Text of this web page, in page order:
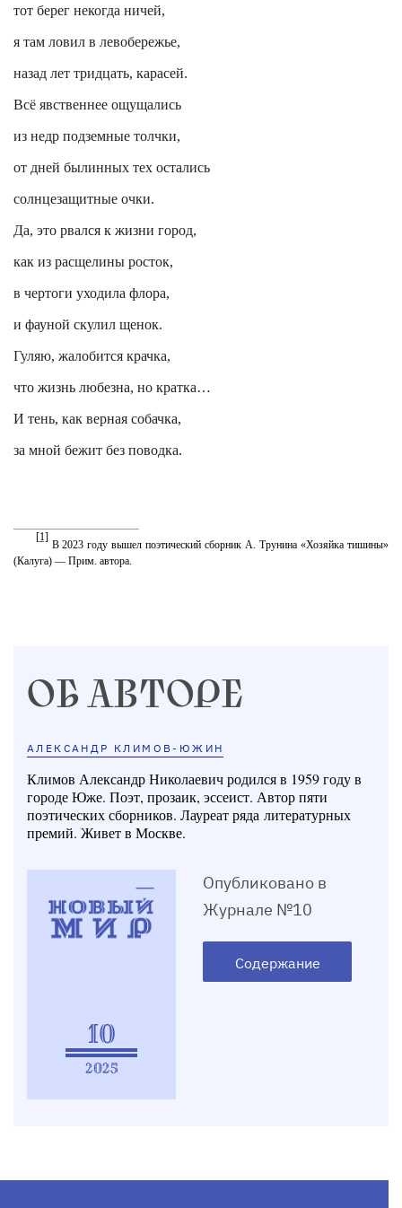
тот берег некогда ничей,
я там ловил в левобережье,
назад лет тридцать, карасей.
Всё явственнее ощущались
из недр подземные толчки,
от дней былинных тех остались
солнцезащитные очки.
Да, это рвался к жизни город,
как из расщелины росток,
в чертоги уходила флора,
и фауной скулил щенок.
Гуляю, жалобится крачка,
что жизнь любезна, но кратка…
И тень, как верная собачка,
за мной бежит без поводка.
[1]
В 2023 году вышел поэтический сборник А. Трунина «Хозяйка тишины»
(Калуга) — Прим. автора.
ОБ АВТОРЕ
АЛЕКСАНДР КЛИМОВ-ЮЖИН
Климов Александр Николаевич родился в 1959 году в
городе Юже. Поэт, прозаик, эссеист. Автор пяти
поэтических сборников. Лауреат ряда литературных
премий. Живет в Москве.
10
2025
Опубликовано в
Журнале №10
Содержание